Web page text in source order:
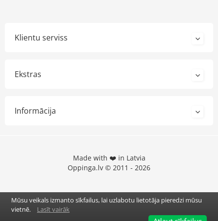
Klientu serviss
Ekstras
Informācija
Made with ❤️ in Latvia
Oppinga.lv © 2011 - 2026
Mūsu veikals izmanto sīkfailus, lai uzlabotu lietotāja pieredzi mūsu
vietnē.
Lasīt vairāk